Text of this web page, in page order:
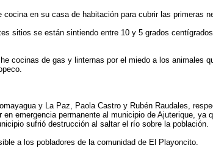
en su casa de habitación para cubrir las primeras
sitios se están sintiendo entre 10 y 5 grados
cocinas de gas y linternas por el miedo a los animales
y La Paz, Paola Castro y Rubén Raudales,
emergencia permanente al municipio de Ajuterique, ya
sufrió destrucción al saltar el río sobre la población.
a los pobladores de la comunidad de El Playoncito.